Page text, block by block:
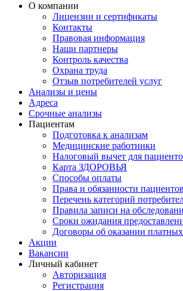
О компании
Лицензии и сертификаты
Контакты
Правовая информация
Наши партнеры
Контроль качества
Охрана труда
Отзыв потребителей услуг
Анализы и цены
Адреса
Срочные анализы
Пациентам
Подготовка к анализам
Медицинские работники
Налоговый вычет для
Карта ЗДОРОВЬЯ
Способы оплаты
Права и обязанности пациентов
Перечень категорий
Правила записи на
Сроки ожидания
Договоры об оказании
Акции
Вакансии
Личный кабинет
Авторизация
Регистрация